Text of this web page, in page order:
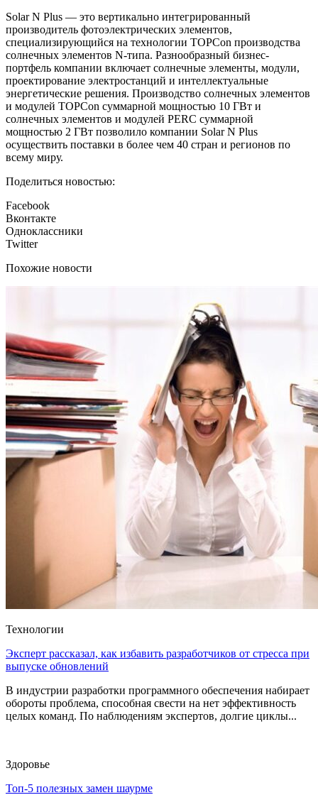
Solar N Plus — это вертикально интегрированный
производитель фотоэлектрических элементов,
специализирующийся на технологии TOPCon производства
солнечных элементов N-типа. Разнообразный бизнес-
портфель компании включает солнечные элементы, модули,
проектирование электростанций и интеллектуальные
энергетические решения. Производство солнечных элементов
и модулей TOPCon суммарной мощностью 10 ГВт и
солнечных элементов и модулей PERC суммарной
мощностью 2 ГВт позволило компании Solar N Plus
осуществить поставки в более чем 40 стран и регионов по
всему миру.
Поделиться новостью:
Facebook
Вконтакте
Одноклассники
Twitter
Похожие новости
Технологии
Эксперт рассказал, как избавить разработчиков от стресса при
выпуске обновлений
В индустрии разработки программного обеспечения набирает
обороты проблема, способная свести на нет эффективность
целых команд. По наблюдениям экспертов, долгие циклы...
Здоровье
Топ-5 полезных замен шаурме